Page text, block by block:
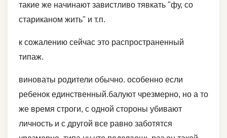
такие же начинают завистливо тявкать "фу, со
стариканом жить" и т.п.
к сожалению сейчас это распространенный
типаж.
виноваты родители обычно. особенно если
ребенок единственный.балуют чрезмерно, но а то
же время строги, с одной стороны убивают
личность и с другой все равно заботятся